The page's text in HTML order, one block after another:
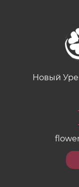
Новый